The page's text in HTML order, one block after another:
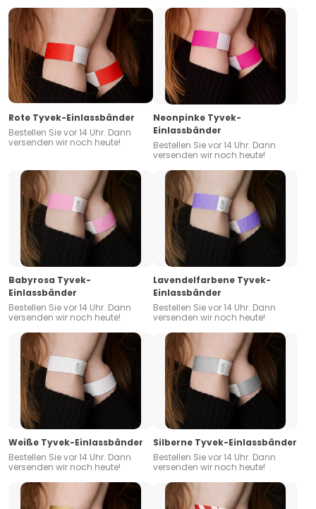
Rote Tyvek-Einlassbänder
Bestellen Sie vor 14 Uhr. Dann
versenden wir noch heute!
Neonpinke Tyvek-
Einlassbänder
Bestellen Sie vor 14 Uhr. Dann
versenden wir noch heute!
Babyrosa Tyvek-
Einlassbänder
Bestellen Sie vor 14 Uhr. Dann
versenden wir noch heute!
Lavendelfarbene Tyvek-
Einlassbänder
Bestellen Sie vor 14 Uhr. Dann
versenden wir noch heute!
Weiße Tyvek-Einlassbänder
Bestellen Sie vor 14 Uhr. Dann
versenden wir noch heute!
Silberne Tyvek-Einlassbänder
Bestellen Sie vor 14 Uhr. Dann
versenden wir noch heute!